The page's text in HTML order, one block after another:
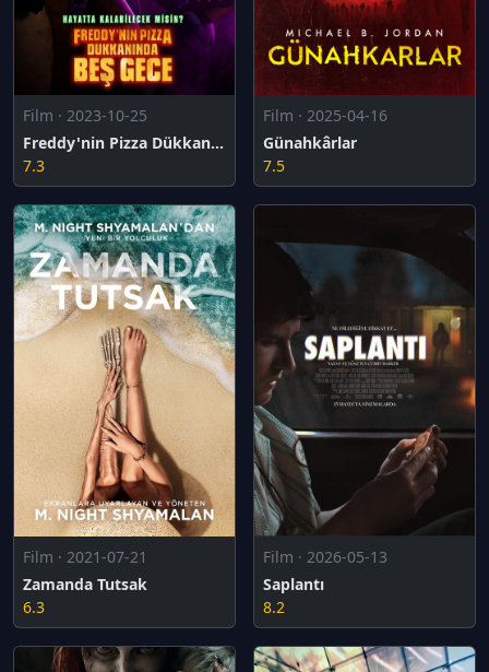
Film · 2023-10-25
Freddy'nin Pizza Dükkanında Beş Gece
7.3
Film · 2025-04-16
Günahkârlar
7.5
Film · 2021-07-21
Zamanda Tutsak
6.3
Film · 2026-05-13
Saplantı
8.2